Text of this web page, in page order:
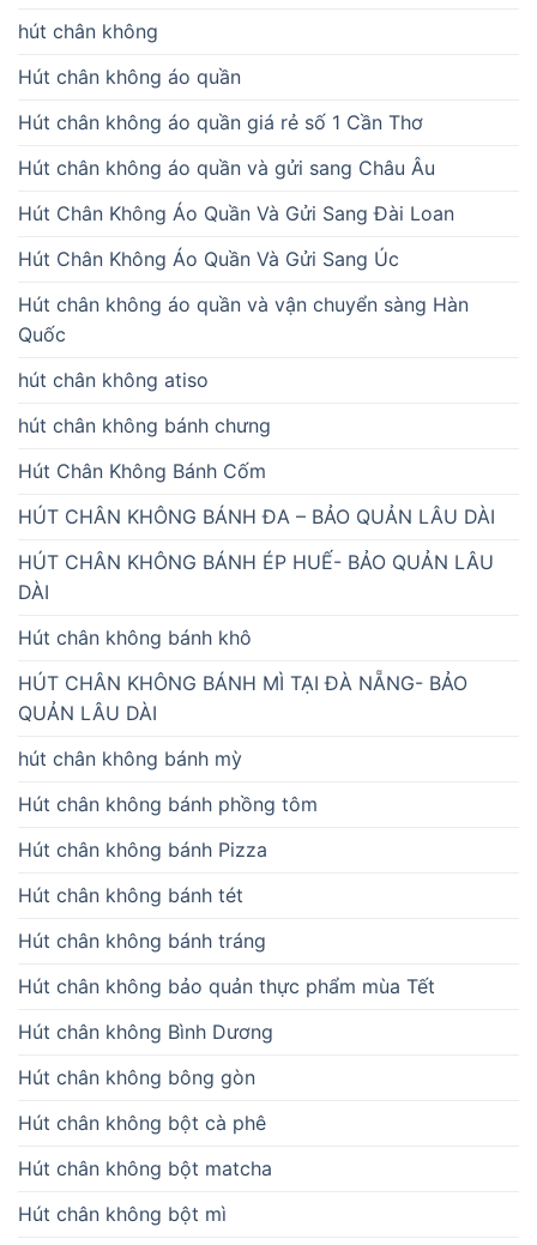
hút chân không
Hút chân không áo quần
Hút chân không áo quần giá rẻ số 1 Cần Thơ
Hút chân không áo quần và gửi sang Châu Âu
Hút Chân Không Áo Quần Và Gửi Sang Đài Loan
Hút Chân Không Áo Quần Và Gửi Sang Úc
Hút chân không áo quần và vận chuyển sàng Hàn
Quốc
hút chân không atiso
hút chân không bánh chưng
Hút Chân Không Bánh Cốm
HÚT CHÂN KHÔNG BÁNH ĐA – BẢO QUẢN LÂU DÀI
HÚT CHÂN KHÔNG BÁNH ÉP HUẾ- BẢO QUẢN LÂU
DÀI
Hút chân không bánh khô
HÚT CHÂN KHÔNG BÁNH MÌ TẠI ĐÀ NẴNG- BẢO
QUẢN LÂU DÀI
hút chân không bánh mỳ
Hút chân không bánh phồng tôm
Hút chân không bánh Pizza
Hút chân không bánh tét
Hút chân không bánh tráng
Hút chân không bảo quản thực phẩm mùa Tết
Hút chân không Bình Dương
Hút chân không bông gòn
Hút chân không bột cà phê
Hút chân không bột matcha
Hút chân không bột mì